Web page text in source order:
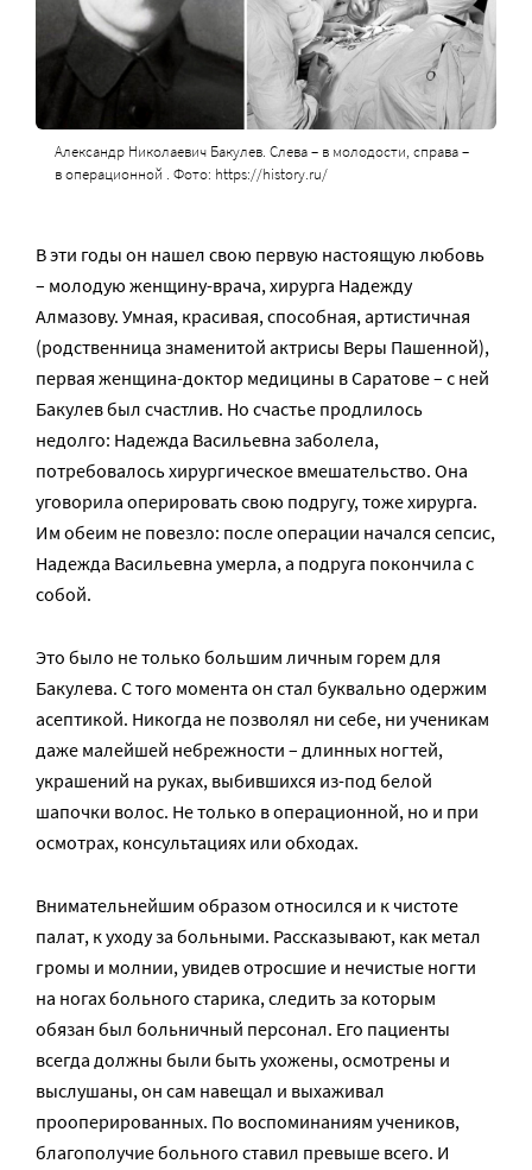
Александр Николаевич Бакулев. Слева – в молодости, справа –
в операционной . Фото: https://history.ru/
В эти годы он нашел свою первую настоящую любовь
– молодую женщину-врача, хирурга Надежду
Алмазову. Умная, красивая, способная, артистичная
(родственница знаменитой актрисы Веры Пашенной),
первая женщина-доктор медицины в Саратове – с ней
Бакулев был счастлив. Но счастье продлилось
недолго: Надежда Васильевна заболела,
потребовалось хирургическое вмешательство. Она
уговорила оперировать свою подругу, тоже хирурга.
Им обеим не повезло: после операции начался сепсис,
Надежда Васильевна умерла, а подруга покончила с
собой.
Это было не только большим личным горем для
Бакулева. С того момента он стал буквально одержим
асептикой. Никогда не позволял ни себе, ни ученикам
даже малейшей небрежности – длинных ногтей,
украшений на руках, выбившихся из-под белой
шапочки волос. Не только в операционной, но и при
осмотрах, консультациях или обходах.
Внимательнейшим образом относился и к чистоте
палат, к уходу за больными. Рассказывают, как метал
громы и молнии, увидев отросшие и нечистые ногти
на ногах больного старика, следить за которым
обязан был больничный персонал. Его пациенты
всегда должны были быть ухожены, осмотрены и
выслушаны, он сам навещал и выхаживал
прооперированных. По воспоминаниям учеников,
благополучие больного ставил превыше всего. И